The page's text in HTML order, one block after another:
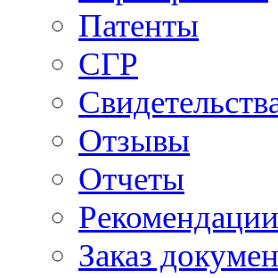
Патенты
СГР
Отзывы
Отчеты
Рекомендации
Заказ